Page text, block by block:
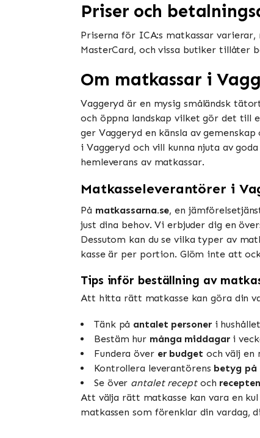
Priser och
Priserna för ICA:s matkassar
MasterCard, och vissa butiker tillåter
Om matkassar i
Vaggeryd är en mysig småländsk
och öppna landskap vilket gör det till
ger Vaggeryd en känsla av
i Vaggeryd och vill kunna njuta av
hemleverans av matkassar.
Matkasseleverantörer i
På matkassarna.se, en
just dina behov. Vi erbjuder dig en
Dessutom kan du se vilka typer av
kasse är per portion. Glöm inte att
Tips inför beställning av
Att hitta rätt matkasse kan göra din
Tänk på antalet personeri
Bestäm hur många middagari
Fundera över er budget och välj en
Kontrollera leverantörens betyg på
Se över antalet receptoch
Att välja rätt matkasse kan vara en
matkassen som förenklar din vardag,